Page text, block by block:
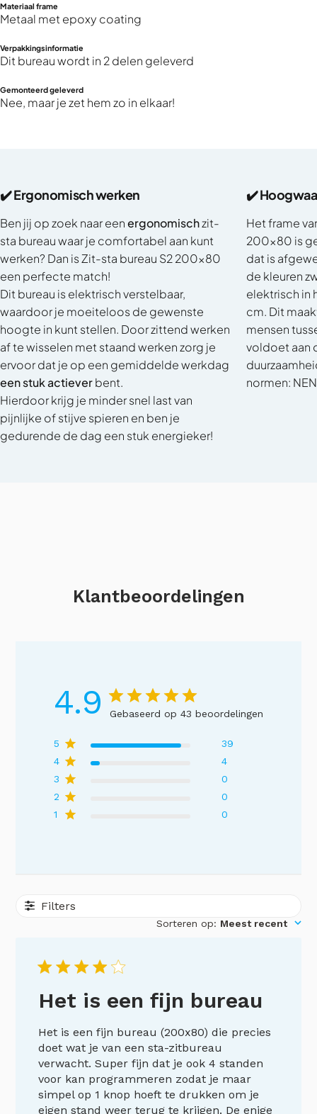
Materiaal frame
Metaal met epoxy coating
Verpakkingsinformatie
Dit bureau wordt in 2 delen geleverd
Gemonteerd geleverd
Nee, maar je zet hem zo in elkaar!
✔️ Ergonomisch werken
Ben jij op zoek naar eenergonomischzit-
sta bureau waar je comfortabel aan kunt
werken? Dan is Zit-sta bureau S2 200x80
een perfecte match!
Dit bureau is elektrisch verstelbaar,
waardoor je moeiteloos de gewenste
hoogte in kunt stellen. Door zittend werken
af te wisselen met staand werken zorg je
ervoor dat je op een gemiddelde werkdag
een stuk actieverbent.
Hierdoor krijg je minder snel last van
pijnlijke of stijve spieren en ben je
gedurende de dag een stuk energieker!
✔️
Het frame
200x80 is
dat is
de kleuren
elektrisch in
cm. Dit
mensen
voldoet aan
normen:
Klantbeoordelingen
4.9 Gebaseerd op 43 beoordelingen
5
39
4
4
3
0
2
0
1
0
Filters
Sorteren op: Meest recent
Het is een fijn bureau
Het is een fijn bureau (200x80) die precies
doet wat je van een sta-zitbureau
verwacht. Super fijn dat je ook 4 standen
voor kan programmeren zodat je maar
simpel op 1 knop hoeft te drukken om je
eigen stand weer terug te krijgen. De enige